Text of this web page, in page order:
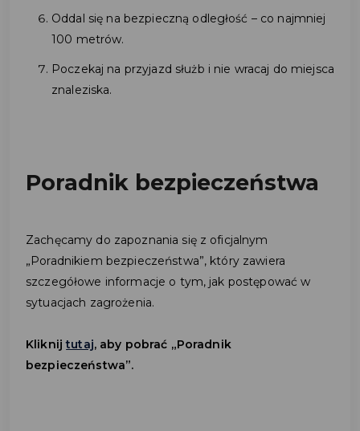
Oddal się na bezpieczną odległość – co najmniej
100 metrów.
Poczekaj na przyjazd służb i nie wracaj do miejsca
znaleziska.
Poradnik bezpieczeństwa
Zachęcamy do zapoznania się z oficjalnym
„Poradnikiem bezpieczeństwa”, który zawiera
szczegółowe informacje o tym, jak postępować w
sytuacjach zagrożenia.
Kliknijtutaj, aby pobrać „Poradnik
bezpieczeństwa”.